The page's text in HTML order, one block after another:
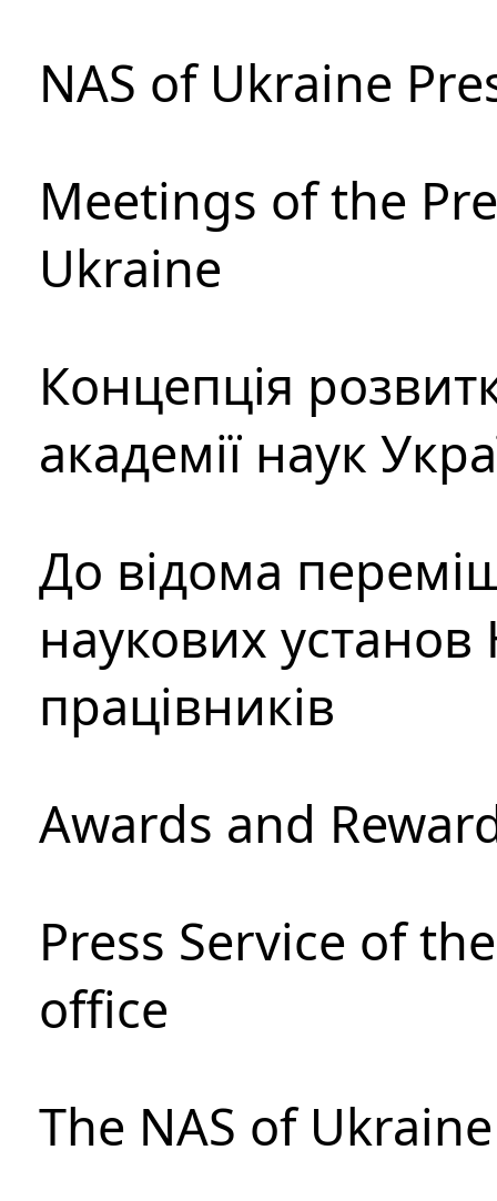
NAS of Ukraine
Meetings of the
Ukraine
Концепція
академії наук
До відома
наукових установ
працівників
Awards and
Press Service of
office
The NAS of